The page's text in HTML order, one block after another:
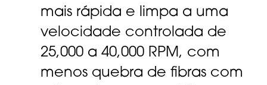
mais rápida e limpa a uma
velocidade controlada de
25,000 a 40,000 RPM, com
menos quebra de fibras com